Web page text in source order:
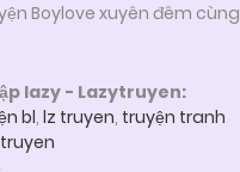
Boylove xuyên đêm cùng
lazy - Lazytruyen:
bl, lz truyen, truyện tranh